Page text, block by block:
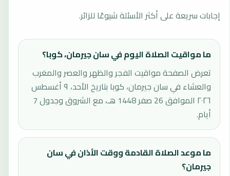
إجابات سريعة على أكثر الأسئلة شيوعًا للزائر.
ما مواقيت الصلاة اليوم في سان جيرمان، كوبا؟
تعرض الصفحة مواقيت الفجر والظهر والعصر والمغرب
والعشاء في سان جيرمان، كوبا بتاريخ الأحد، ٩ أغسطس
٢٠٢٦ الموافق 26 صفر 1448 هـ، مع الشروق وجدول 7
أيام.
ما موعد الصلاة القادمة ووقت الأذان في سان
جيرمان؟